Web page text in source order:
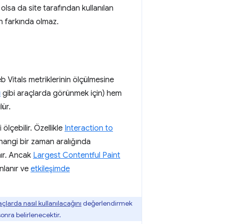
da site tarafından kullanılan
farkında olmaz.
Vitals metriklerinin ölçülmesine
gibi araçlarda görünmek için) hem
ölçebilir. Özellikle Interaction to
bir zaman aralığında
Ancak Largest Contentful Paint
ve etkileşimde
nasıl kullanılacağını değerlendirmek
belirlenecektir.